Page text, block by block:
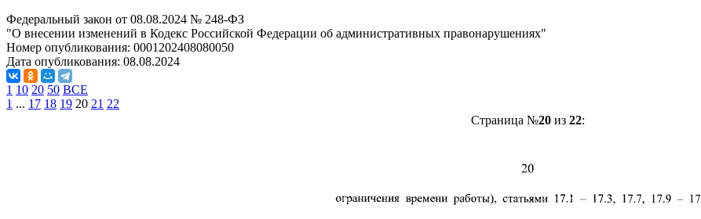
Федеральный закон от 08.08.2024 № 248-ФЗ
"О внесении изменений в Кодекс Российской Федерации об административных правонарушениях"
Номер опубликования: 0001202408080050
Дата опубликования: 08.08.2024
1 10 20 50 ВСЕ
1 ... 17 18 19 20 21 22
Страница №20из 22: